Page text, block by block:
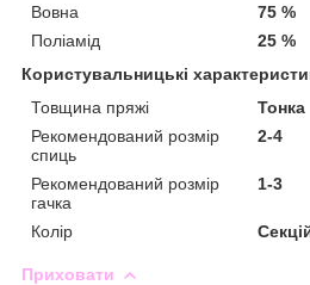
Вовна
75 %
Поліамід
25 %
Користувальницькі
Товщина пряжі
Тонка
Рекомендований розмір
спиць
2-4
Рекомендований розмір
гачка
1-3
Колір
Приховати